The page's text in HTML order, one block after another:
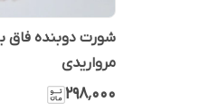
شورت دوبنده فاق
مرواریدی
۲۹۸٬۰۰۰